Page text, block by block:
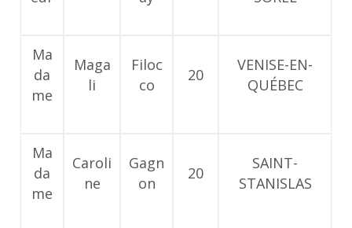
Ma
da
me
Maga
li
Filoc
co
20
VENISE-EN-
QUÉBEC
Ma
da
me
Caroli
ne
Gagn
on
20
SAINT-
STANISLAS